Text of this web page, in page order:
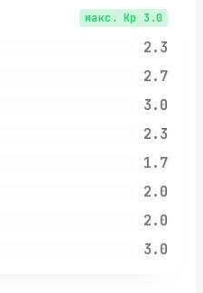
макс. Kp 3.0
2.3
2.7
3.0
2.3
1.7
2.0
2.0
3.0